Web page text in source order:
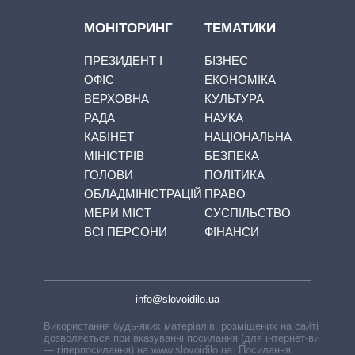
МОНІТОРИНГ
ПРЕЗИДЕНТ І
ОФІС
ВЕРХОВНА
РАДА
КАБІНЕТ
МІНІСТРІВ
ГОЛОВИ
ОБЛАДМІНІСТРАЦІЙ
МЕРИ МІСТ
ВСІ ПЕРСОНИ
ТЕМАТИКИ
БІЗНЕС
ЕКОНОМІКА
КУЛЬТУРА
НАУКА
НАЦІОНАЛЬНА
БЕЗПЕКА
ПОЛІТИКА
ПРАВО
СУСПІЛЬСТВО
ФІНАНСИ
info@slovoidilo.ua
Використання будь-яких матеріалів, розміщених на сайті,
дозволяється при вказуванні посилання (для інтернет-видань
— гіперпосилання) на www.slovoidilo.ua. Посилання